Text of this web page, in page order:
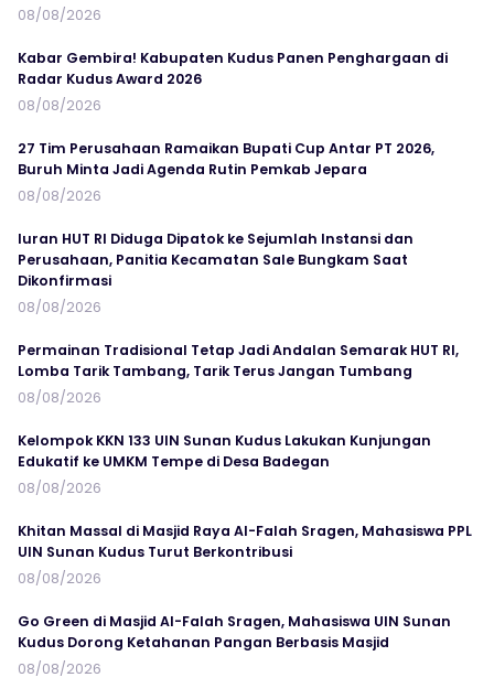
08/08/2026
Kabar Gembira! Kabupaten Kudus Panen Penghargaan di
Radar Kudus Award 2026
08/08/2026
27 Tim Perusahaan Ramaikan Bupati Cup Antar PT 2026,
Buruh Minta Jadi Agenda Rutin Pemkab Jepara
08/08/2026
Iuran HUT RI Diduga Dipatok ke Sejumlah Instansi dan
Perusahaan, Panitia Kecamatan Sale Bungkam Saat
Dikonfirmasi
08/08/2026
Permainan Tradisional Tetap Jadi Andalan Semarak HUT RI,
Lomba Tarik Tambang, Tarik Terus Jangan Tumbang
08/08/2026
Kelompok KKN 133 UIN Sunan Kudus Lakukan Kunjungan
Edukatif ke UMKM Tempe di Desa Badegan
08/08/2026
Khitan Massal di Masjid Raya Al-Falah Sragen, Mahasiswa PPL
UIN Sunan Kudus Turut Berkontribusi
08/08/2026
Go Green di Masjid Al-Falah Sragen, Mahasiswa UIN Sunan
Kudus Dorong Ketahanan Pangan Berbasis Masjid
08/08/2026